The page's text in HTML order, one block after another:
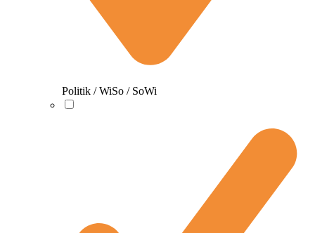
Politik / WiSo / SoWi